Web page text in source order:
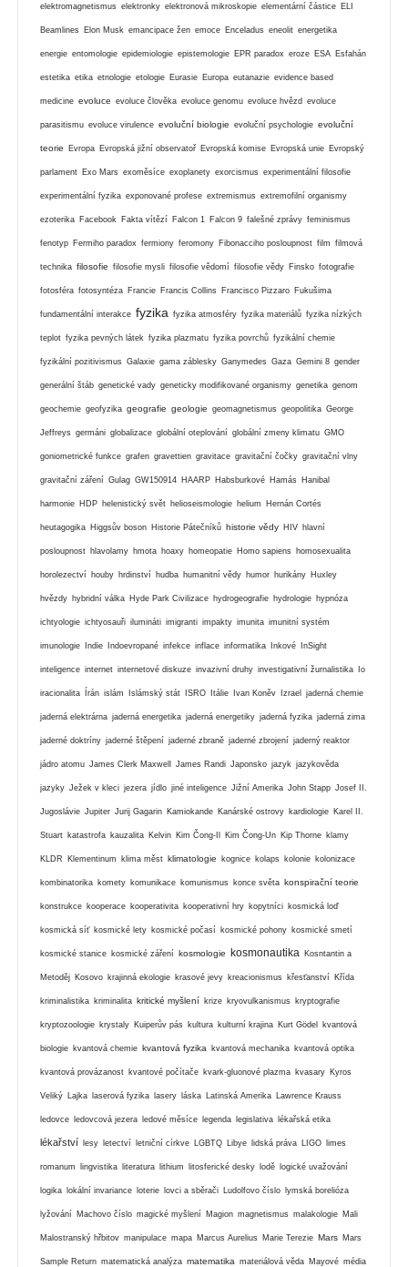
elektromagnetismus elektronky elektronová mikroskopie elementární částice ELI
Beamlines Elon Musk emancipace žen emoce Enceladus eneolit energetika
energie entomologie epidemiologie epistemologie EPR paradox eroze ESA Esfahán
estetika etika etnologie etologie Eurasie Europa eutanazie evidence based
medicine evoluce evoluce člověka evoluce genomu evoluce hvězd evoluce
parasitismu evoluce virulence evoluční biologie evoluční psychologie evoluční
teorie Evropa Evropská jižní observatoř Evropská komise Evropská unie Evropský
parlament Exo Mars exoměsíce exoplanety exorcismus experimentální filosofie
experimentální fyzika exponované profese extremismus extremofilní organismy
ezoterika Facebook Fakta vítězí Falcon 1 Falcon 9 falešné zprávy feminismus
fenotyp Fermiho paradox fermiony feromony Fibonacciho posloupnost film filmová
technika filosofie filosofie mysli filosofie vědomí filosofie vědy Finsko fotografie
fotosféra fotosyntéza Francie Francis Collins Francisco Pizzaro Fukušima
fundamentální interakce fyzika fyzika atmosféry fyzika materiálů fyzika nízkých
teplot fyzika pevných látek fyzika plazmatu fyzika povrchů fyzikální chemie
fyzikální pozitivismus Galaxie gama záblesky Ganymedes Gaza Gemini 8 gender
generální štáb genetické vady geneticky modifikované organismy genetika genom
geochemie geofyzika geografie geologie geomagnetismus geopolitika George
Jeffreys germáni globalizace globální oteplování globální zmeny klimatu GMO
goniometrické funkce grafen gravettien gravitace gravitační čočky gravitační vlny
gravitační záření Gulag GW150914 HAARP Habsburkové Hamás Hanibal
harmonie HDP helenistický svět helioseismologie helium Hernán Cortés
heutagogika Higgsův boson Historie Pátečníků historie vědy HIV hlavní
posloupnost hlavolamy hmota hoaxy homeopatie Homo sapiens homosexualita
horolezectví houby hrdinství hudba humanitní vědy humor hurikány Huxley
hvězdy hybridní válka Hyde Park Civilizace hydrogeografie hydrologie hypnóza
ichtyologie ichtyosauři ilumináti imigranti impakty imunita imunitní systém
imunologie Indie Indoevropané infekce inflace informatika Inkové InSight
inteligence internet internetové diskuze invazivní druhy investigativní žurnalistika Io
iracionalita Írán islám Islámský stát ISRO Itálie Ivan Koněv Izrael jaderná chemie
jaderná elektrárna jaderná energetika jaderná energetiky jaderná fyzika jaderná zima
jaderné doktríny jaderné štěpení jaderné zbraně jaderné zbrojení jaderný reaktor
jádro atomu James Clerk Maxwell James Randi Japonsko jazyk jazykověda
jazyky Ježek v kleci jezera jídlo jiné inteligence Jižní Amerika John Stapp Josef II.
Jugoslávie Jupiter Jurij Gagarin Kamiokande Kanárské ostrovy kardiologie Karel II.
Stuart katastrofa kauzalita Kelvin Kim Čong-Il Kim Čong-Un Kip Thorne klamy
KLDR Klementinum klima měst klimatologie kognice kolaps kolonie kolonizace
kombinatorika komety komunikace komunismus konce světa konspirační teorie
konstrukce kooperace kooperativita kooperativní hry kopytníci kosmická loď
kosmická síť kosmické lety kosmické počasí kosmické pohony kosmické smetí
kosmické stanice kosmické záření kosmologie kosmonautika Kosntantin a
Metoděj Kosovo krajinná ekologie krasové jevy kreacionismus křesťanství Křída
kriminalistika kriminalita kritické myšlení krize kryovulkanismus kryptografie
kryptozoologie krystaly Kuiperův pás kultura kulturní krajina Kurt Gödel kvantová
biologie kvantová chemie kvantová fyzika kvantová mechanika kvantová optika
kvantová provázanost kvantové počítače kvark-gluonové plazma kvasary Kyros
Veliký Lajka laserová fyzika lasery láska Latinská Amerika Lawrence Krauss
ledovce ledovcová jezera ledové měsíce legenda legislativa lékařská etika
lékařství lesy letectví letniční církve LGBTQ Libye lidská práva LIGO limes
romanum lingvistika literatura lithium litosferické desky lodě logické uvažování
logika lokální invariance loterie lovci a sběrači Ludolfovo číslo lymská borelióza
lyžování Machovo číslo magické myšlení Magion magnetismus malakologie Mali
Malostranský hřbitov manipulace mapa Marcus Aurelius Marie Terezie Mars Mars
Sample Return matematická analýza matematika materiálová věda Mayové média